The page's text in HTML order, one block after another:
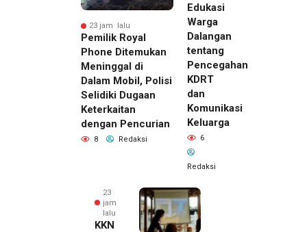
23 jam lalu
Pemilik Royal
Phone Ditemukan
Meninggal di
Dalam Mobil, Polisi
Selidiki Dugaan
Keterkaitan
dengan Pencurian
8 Redaksi
Edukasi
Warga
Dalangan
tentang
Pencegahan
KDRT
dan
Komunikasi
Keluarga
6
Redaksi
23
jam
lalu
KKN